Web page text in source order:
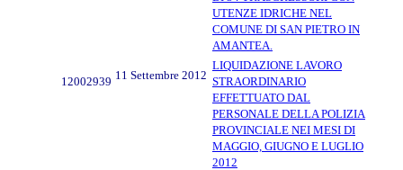
UTENZE IDRICHE NEL
COMUNE DI SAN PIETRO IN
AMANTEA.
12002939 11 Settembre 2012
LIQUIDAZIONE LAVORO
STRAORDINARIO
EFFETTUATO DAL
PERSONALE DELLA POLIZIA
PROVINCIALE NEI MESI DI
MAGGIO, GIUGNO E LUGLIO
2012